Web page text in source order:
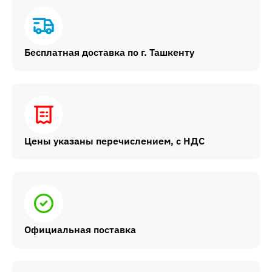
Бесплатная доставка по г. Ташкенту
Цены указаны перечислением, с НДС
Официальная поставка